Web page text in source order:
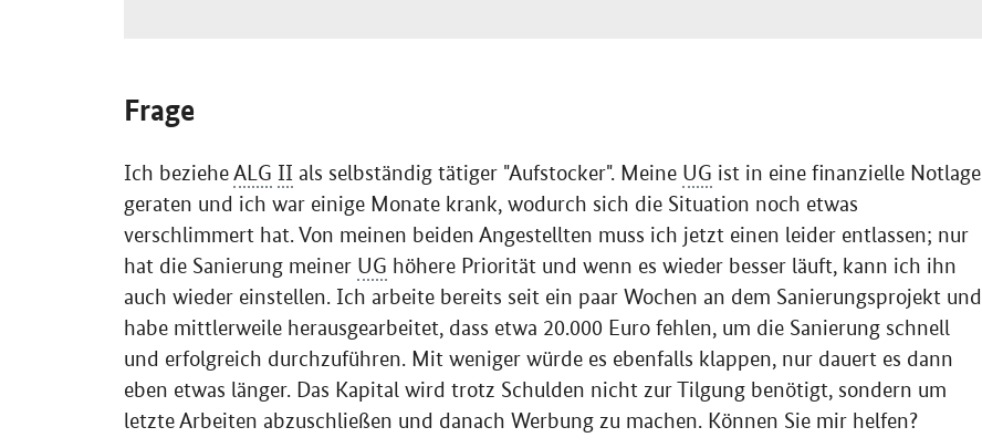
Frage
Ich bezieheALG II als selbständig tätiger "Aufstocker". Meine UG ist in eine finanzielle Notlage
geraten und ich war einige Monate krank, wodurch sich die Situation noch etwas
verschlimmert hat. Von meinen beiden Angestellten muss ich jetzt einen leider entlassen; nur
hat die Sanierung meiner UG höhere Priorität und wenn es wieder besser läuft, kann ich ihn
auch wieder einstellen. Ich arbeite bereits seit ein paar Wochen an dem Sanierungsprojekt und
habe mittlerweile herausgearbeitet, dass etwa 20.000 Euro fehlen, um die Sanierung schnell
und erfolgreich durchzuführen. Mit weniger würde es ebenfalls klappen, nur dauert es dann
eben etwas länger. Das Kapital wird trotz Schulden nicht zur Tilgung benötigt, sondern um
letzte Arbeiten abzuschließen und danach Werbung zu machen. Können Sie mir helfen?